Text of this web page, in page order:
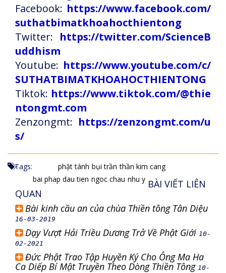
Facebook: https://www.facebook.com/
suthatbimatkhoahocthientong
Twitter: https://twitter.com/ScienceB
uddhism
Youtube: https://www.youtube.com/c/
SUTHATBIMATKHOAHOCTHIENTONG
Tiktok: https://www.tiktok.com/@thie
ntongmt.com
Zenzongmt: https://zenzongmt.com/u
s/
Tags: phật tánh bụi trần thần kim cang
bai phap dau tien ngoc chau nhu y BÀI VIẾT LIÊN
QUAN
Bài kinh cầu an của chùa Thiền tông Tân Diệu
16-03-2019
Dạy Vượt Hải Triều Dương Trở Về Phật Giới 10-
02-2021
Đức Phật Trao Tập Huyền Ký Cho Ông Ma Ha
Ca Diếp Bí Mật Truyền Theo Dòng Thiền Tông 10-